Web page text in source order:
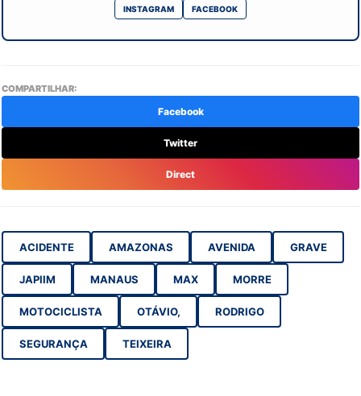
INSTAGRAM FACEBOOK
COMPARTILHAR:
Facebook
Twitter
Direct
ACIDENTE AMAZONAS AVENIDA GRAVE
JAPIIM MANAUS MAX MORRE
MOTOCICLISTA OTÁVIO, RODRIGO
SEGURANÇA TEIXEIRA